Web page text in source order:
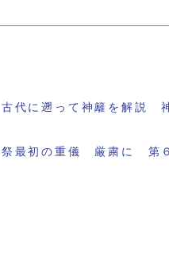
代に遡って神籬を解説
最初の重儀 厳粛に 第